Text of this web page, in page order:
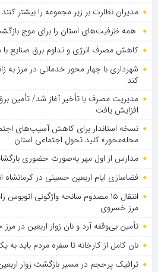
مدیران نظارت بر زیر مجموعه را بیشتر کنند
همه ظرفیت‌های استان را برای موج بازگشت
کاهش مصرف انرژی و تداوم برق صنایع
شهرداری با چهار محور خدماتی در مرز به
کند
مدیریت مصرف با تأخیر آغاز شد/ تأمین
افزایش یافت
نسخه استاندار برای کاهش آسیب‌های
محله‌محور» کلید تحول اجتماعی استان
مدارس از اول مهر به‌صورت حضوری
فضاسازی ایام اربعین حسینی در کرمانشاه
انتقال ۱۵ مصدوم سانحه واژگونی
مرز خسروی
تأمین بی‌وقفه آرد و نان زوار اربعین در
نان کامل از کارخانه تا سفره مردم باید
ترافیک پرحجم در مسیر بازگشت زوار